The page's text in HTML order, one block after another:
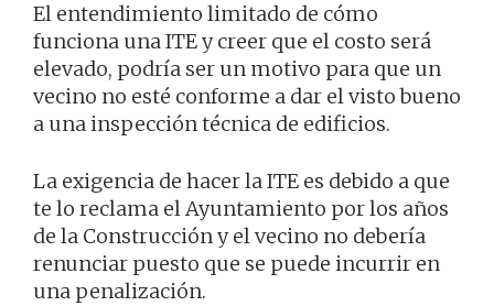
El entendimiento limitado de cómo
funciona una ITE y creer que el costo será
elevado, podría ser un motivo para que un
vecino no esté conforme a dar el visto bueno
a una inspección técnica de edificios.
La exigencia de hacer la ITE es debido a que
te lo reclama el Ayuntamiento por los años
de la Construcción y el vecino no debería
renunciar puesto que se puede incurrir en
una penalización.